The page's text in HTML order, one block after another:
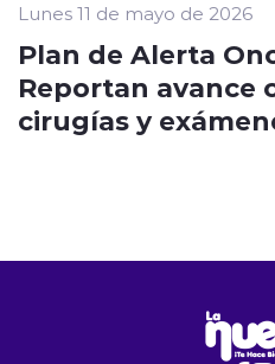
Lunes 11 de mayo de 2026
Plan de Alerta
Reportan avance
cirugías y